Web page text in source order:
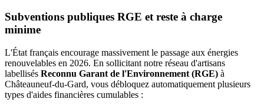
Subventions publiques RGE et reste à charge
minime
L'État français encourage massivement le passage aux énergies
renouvelables en 2026. En sollicitant notre réseau d'artisans
labellisés Reconnu Garant de l'Environnement (RGE) à
Châteauneuf-du-Gard, vous débloquez automatiquement plusieurs
types d'aides financières cumulables :